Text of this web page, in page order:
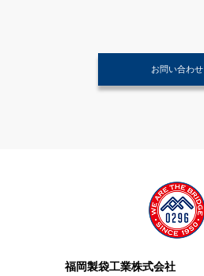
お問い合わせ
福岡製袋工業株式会社